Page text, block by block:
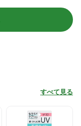
すべて見る